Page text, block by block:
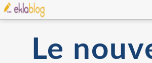
Le